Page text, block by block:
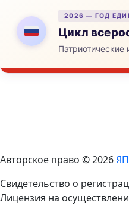
2026 — ГОД
Цикл
Авторское право © 2026
Свидетельство о
Лицензия на